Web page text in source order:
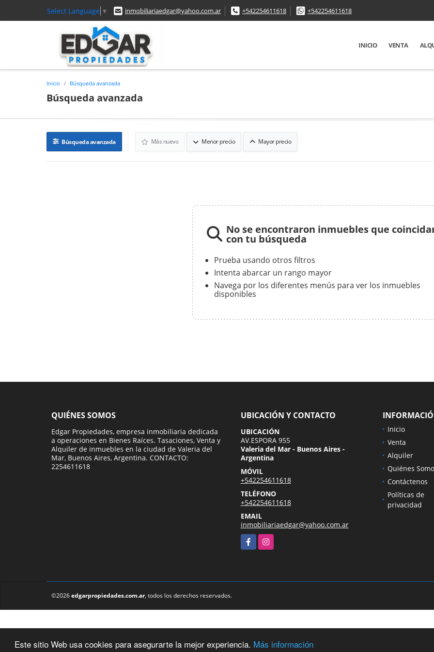
Este sitio Web usa cookies para asegurarte la mejor experiencia. Más información
Select Language ▼ inmobiliariaedgar@yahoo.com.ar +542254611618 +542254611618
INICIO VENTA
Inicio Búsqueda avanzada
Búsqueda avanzada
Búsqueda avanzada Más nuevo Menor precio Mayor precio
No se encontraron inmuebles que
con tu búsqueda
Prueba usando otros filtros
Intenta abarcar un rango mayor
Navega por los diferentes menús para ver los inmuebles
disponibles
QUIÉNES SOMOS
Edgar Propiedades, empresa inmobiliaria dedicada
a operaciones en Bienes Raíces. Tasaciones, Venta y
Alquiler de inmuebles en la ciudad de Valeria del
Mar, Buenos Aires, Argentina. CONTACTO:
2254611618
UBICACIÓN Y CONTACTO
UBICACIÓN
AV.ESPORA 955
Valeria del Mar - Buenos Aires -
Argentina
MÓVIL
+542254611618
TELÉFONO
+542254611618
EMAIL
inmobiliariaedgar@yahoo.com.ar
FacebookInstagram
Inicio
Venta
Alquiler
Quiénes
Contáctenos
Políticas de
privacidad
©2026edgarpropiedades.com.ar, todos los derechos reservados.